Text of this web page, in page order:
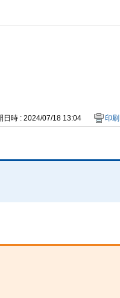
日時 : 2024/07/18 13:04 印刷